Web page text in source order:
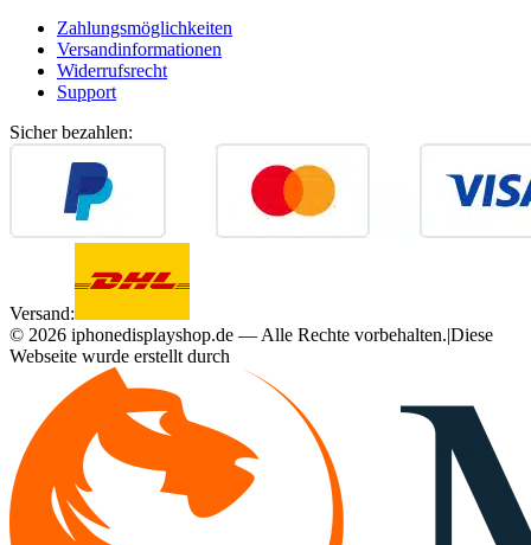
Zahlungsmöglichkeiten
Versandinformationen
Widerrufsrecht
Support
Sicher bezahlen:
Versand:
© 2026 iphonedisplayshop.de — Alle Rechte vorbehalten.|Diese
Webseite wurde erstellt durch